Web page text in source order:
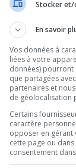
parc national
Stocker et/
En savoir
Vos données à
liées à votre
données) pourront
que partagées
partenaires et
de géolocalisation
Certains
caractère
opposer en gérant
cette page ou
consentement